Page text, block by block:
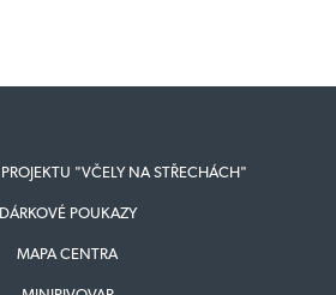
"VČELY NA STŘECHÁCH"
DÁRKOVÉ POUKAZY
MAPA CENTRA